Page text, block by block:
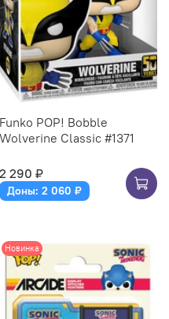
Funko POP! Bobble
Wolverine Classic #1371
2 290 ₽
Доны: 2 060 ₽
Новинка